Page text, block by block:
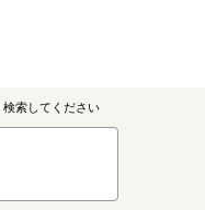
検索してください